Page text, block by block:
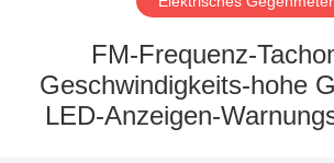
UNS
FM-Frequenz-
Geschwindigkeits-hohe
LED-Anzeigen-